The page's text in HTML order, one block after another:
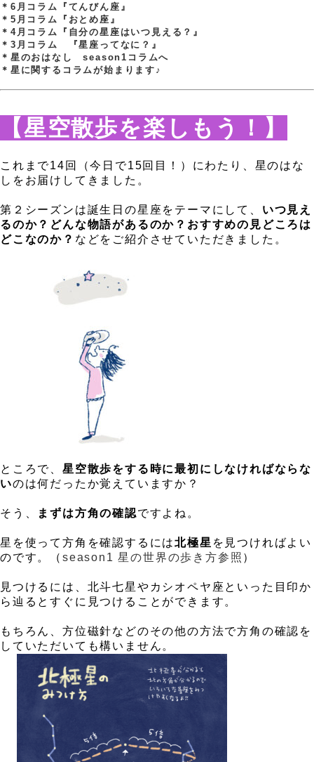
＊6月コラム『てんびん座』
＊5月コラム『おとめ座』
＊4月コラム『自分の星座はいつ見える？』
＊3月コラム 『星座ってなに？』
＊星のおはなし season1コラムへ
＊星に関するコラムが始まります♪
【星空散歩を楽しもう！】
これまで14回（今日で15回目！）にわたり、星のはな
しをお届けしてきました。
第２シーズンは誕生日の星座をテーマにして、 いつ見え
るのか？どんな物語があるのか？おすすめの見どころは
どこなのか？ などをご紹介させていただきました。
ところで、 星空散歩をする時に最初にしなければならな
いのは何だったか覚えていますか？
そう、
まずは方角の確認ですよね。
星を使って方角を確認するには北極星 を見つければよい
のです。（ season1 星の世界の歩き方参照 ）
見つけるには、北斗七星やカシオペヤ座といった目印か
ら辿るとすぐに見つけることができます。
もちろん、方位磁針などのその他の方法で方角の確認を
していただいても構いません。